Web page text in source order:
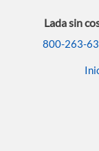
Lada sin
800-263-